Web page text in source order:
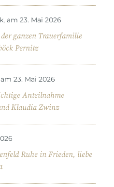
am 23. Mai 2026
ganzen Trauerfamilie
Pernitz
23. Mai 2026
Anteilnahme
Klaudia Zwinz
Ruhe in Frieden, liebe